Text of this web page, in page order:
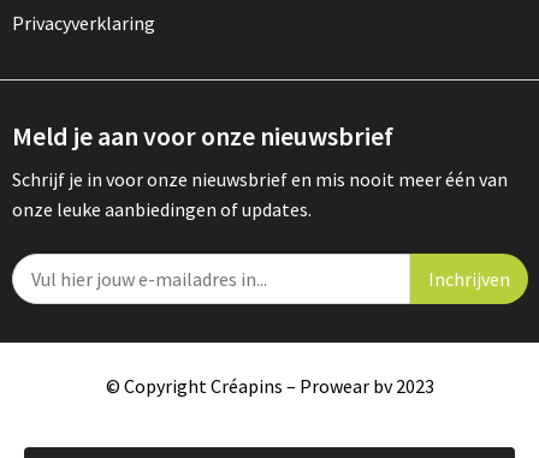
Privacyverklaring
Meld je aan voor onze nieuwsbrief
Schrijf je in voor onze nieuwsbrief en mis nooit meer één van
onze leuke aanbiedingen of updates.
© Copyright Créapins – Prowear bv 2023